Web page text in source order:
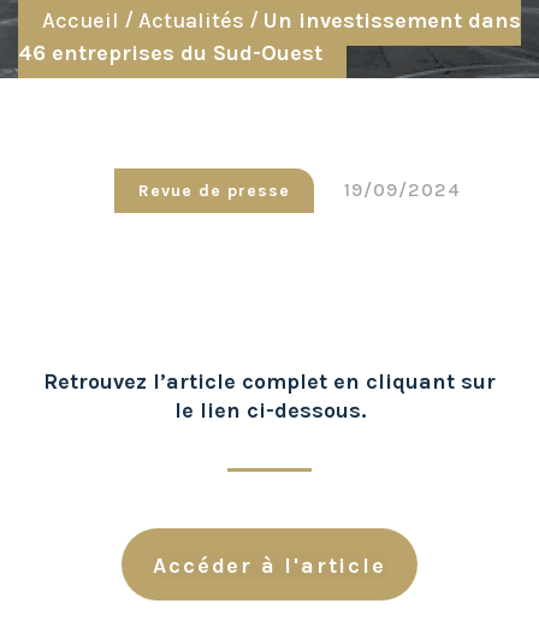
Revue de presse 19/09/2024
Accueil / Actualités / Un investissement dans
46 entreprises du Sud-Ouest
Retrouvez l’article complet en cliquant sur
le lien ci-dessous.
Accéder à l'article